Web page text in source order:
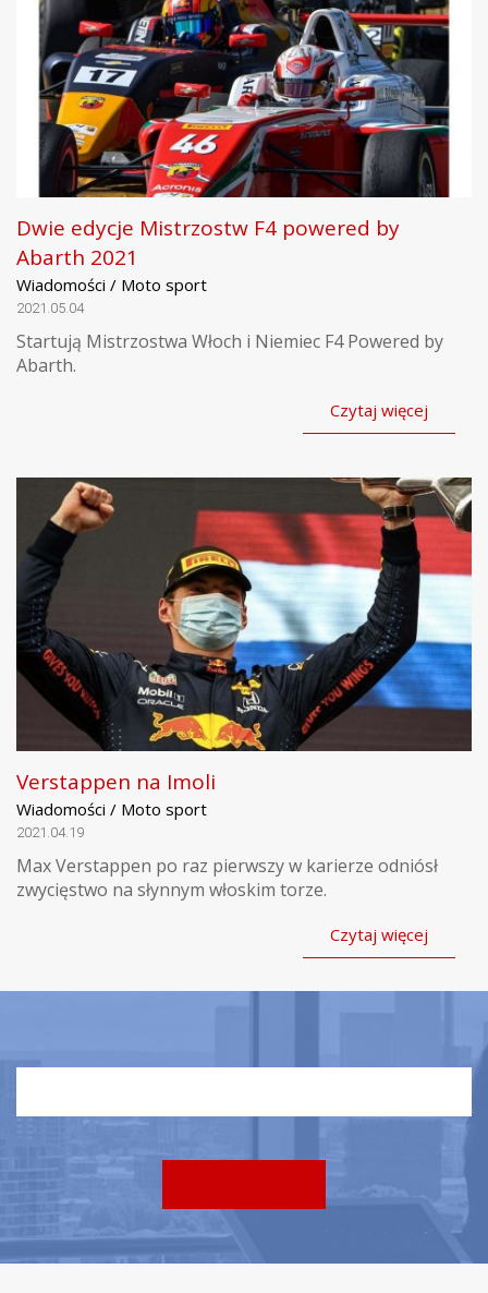
Dwie edycje Mistrzostw F4 powered by
Abarth 2021
Wiadomości / Moto sport
2021.05.04
Startują Mistrzostwa Włoch i Niemiec F4 Powered by
Abarth.
Czytaj więcej
Verstappen na Imoli
Wiadomości / Moto sport
2021.04.19
Max Verstappen po raz pierwszy w karierze odniósł
zwycięstwo na słynnym włoskim torze.
Czytaj więcej